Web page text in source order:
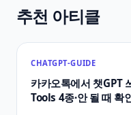
추천 아티클
CHATGPT-GUIDE
카카오톡에서 챗GPT
Tools 4종·안 될 때 확